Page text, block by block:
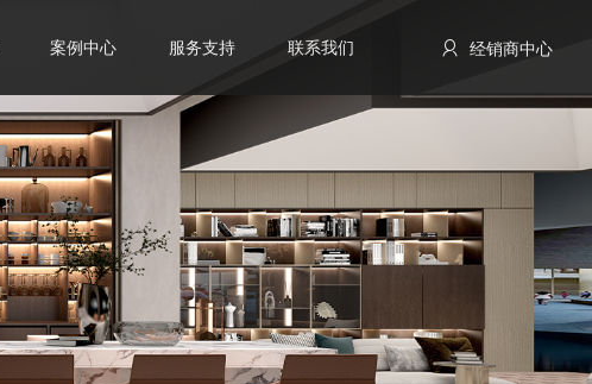
案例中心 服务支持 联系我们 经销商中心